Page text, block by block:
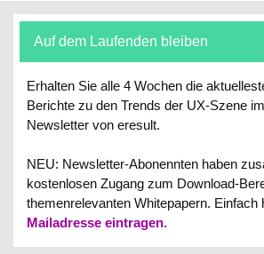
Auf dem Laufenden bleiben
Erhalten Sie alle 4 Wochen die
Berichte zu den Trends der UX-Szene
Newsletter von eresult.
NEU: Newsletter-Abonennten haben
kostenlosen Zugang zum Download-
themenrelevanten Whitepapern. Einfach
Mailadresse eintragen.